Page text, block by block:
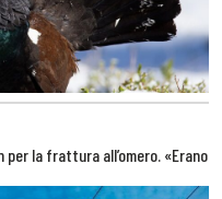
la frattura all’omero. «Erano